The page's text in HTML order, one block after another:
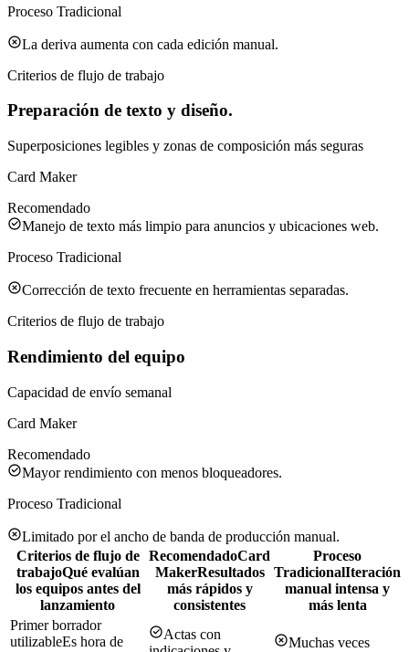
Proceso Tradicional
La deriva aumenta con cada edición manual.
Criterios de flujo de trabajo
Preparación de texto y diseño.
Superposiciones legibles y zonas de composición más seguras
Card Maker
Recomendado
Manejo de texto más limpio para anuncios y ubicaciones web.
Proceso Tradicional
Corrección de texto frecuente en herramientas separadas.
Criterios de flujo de trabajo
Rendimiento del equipo
Capacidad de envío semanal
Card Maker
Recomendado
Mayor rendimiento con menos bloqueadores.
Proceso Tradicional
Limitado por el ancho de banda de producción manual.
Criterios de flujo de
trabajoQué evalúan
los equipos antes del
lanzamiento
RecomendadoCard
MakerResultados
más rápidos y
consistentes
Proceso
TradicionalIteración
manual intensa y
más lenta
Primer borrador
utilizableEs hora de
Actas con
Muchas veces